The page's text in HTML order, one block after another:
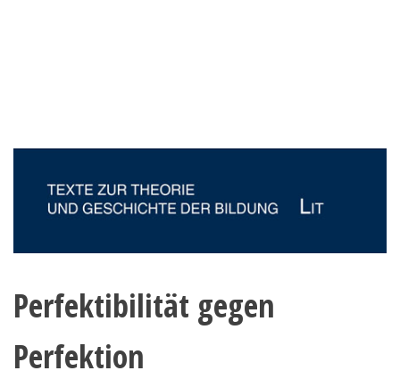
Perfektibilität gegen
Perfektion